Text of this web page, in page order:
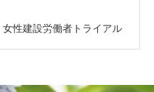
性建設労働者トライアル